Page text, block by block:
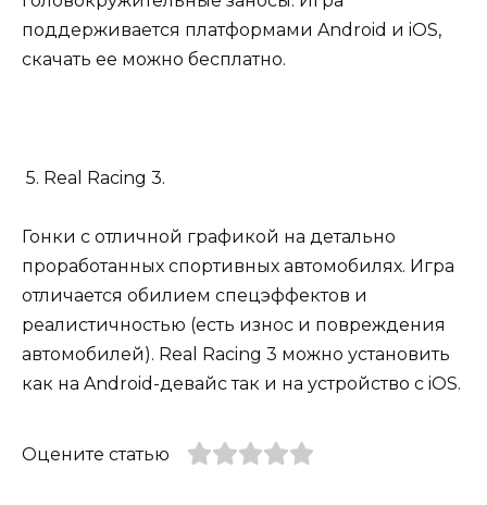
поддерживается платформами Android и iOS,
скачать ее можно бесплатно.
5. Real Racing 3.
Гонки с отличной графикой на детально
проработанных спортивных автомобилях. Игра
отличается обилием спецэффектов и
реалистичностью (есть износ и повреждения
автомобилей). Real Racing 3 можно установить
как на Android-девайс так и на устройство с iOS.
Оцените статью